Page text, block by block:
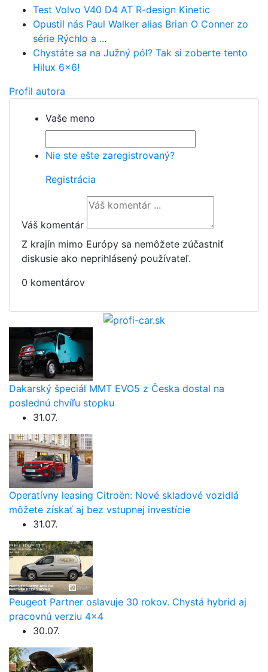
Test Volvo V40 D4 AT R-design Kinetic
Opustil nás Paul Walker alias Brian O Conner zo
série Rýchlo a ...
Chystáte sa na Južný pól? Tak si zoberte tento
Hilux 6x6!
Profil autora
Vaše meno
Nie ste ešte zaregistrovaný?
Registrácia
Váš komentár
Z krajín mimo Európy sa nemôžete zúčastniť
diskusie ako neprihlásený používateľ.
0 komentárov
Dakarský špeciál MMT EVO5 z Česka dostal na
poslednú chvíľu stopku
31.07.
Operatívny leasing Citroën: Nové skladové vozidlá
môžete získať aj bez vstupnej investície
31.07.
Peugeot Partner oslavuje 30 rokov. Chystá hybrid aj
pracovnú verziu 4×4
30.07.